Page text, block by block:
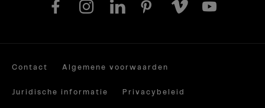
Contact Algemene voorwaarden
Juridische informatie Privacybeleid